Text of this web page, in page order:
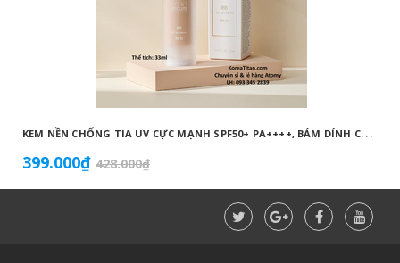
K
EM NỀN CHỐNG TIA UV CỰC MẠNH SPF50+ PA++++, BÁM DÍNH CAO, KHÔNG VÓN CỤC, DƯỠNG ẨM VÀ DƯỠNG TRẮNG DA HOÀN HẢO NO.23 (MÀU BEIGE) - ATOMY BB ABSOLUTE 23 - 애터미 앱솔루트 BB - АТОМИ АБСОЛЮТ BB №23
399.000₫ 428.000₫